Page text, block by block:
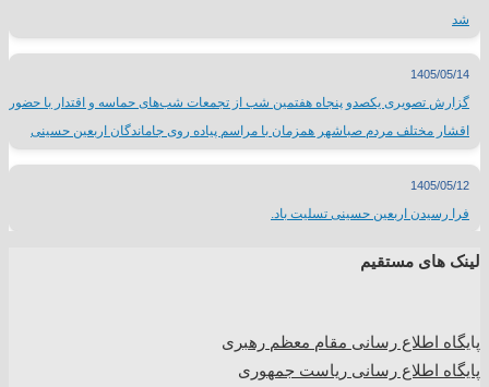
شد
1405/05/14
گزارش تصویری یکصدو پنجاه هفتمین شب از تجمعات شب‌های حماسه و اقتدار با حضور
اقشار مختلف مردم صباشهر همزمان با مراسم پیاده روی جاماندگان اربعین حسینی
1405/05/12
فرا رسیدن اربعین حسینی تسلیت باد.
لینک های مستقیم
پایگاه اطلاع رسانی مقام معظم رهبری
پایگاه اطلاع رسانی ریاست جمهوری